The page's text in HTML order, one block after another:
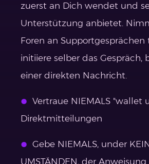
zuerst an Dich wendet und
Unterstützung anbietet.
Foren an Supportgesprächen
initiiere selber das Gespräch,
einer direkten Nachricht.
Vertraue NIEMALS "wallet
Direktmitteilungen
Gebe NIEMALS, under
UMSTÄNDEN, der